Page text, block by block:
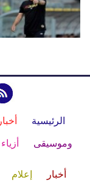
الرئيسية
وموسيقى أزياء
أخبار إعلام